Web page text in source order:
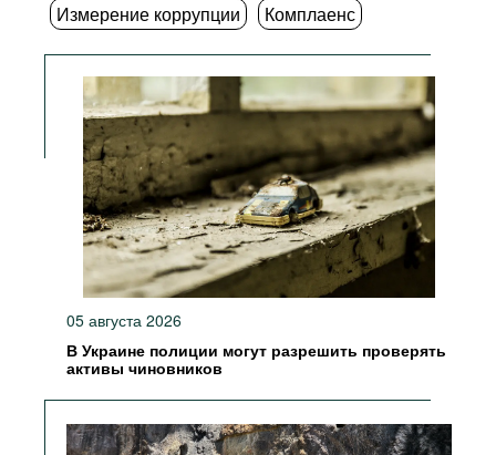
Измерение коррупции
Комплаенс
05 августа 2026
В Украине полиции могут разрешить проверять
активы чиновников